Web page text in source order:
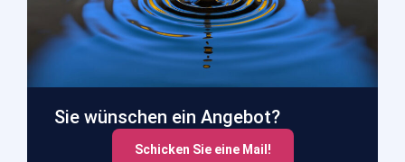
Sie wünschen ein Angebot?
Schicken Sie eine Mail!